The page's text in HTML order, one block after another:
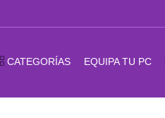
CATEGORÍAS EQUIPA TU PC